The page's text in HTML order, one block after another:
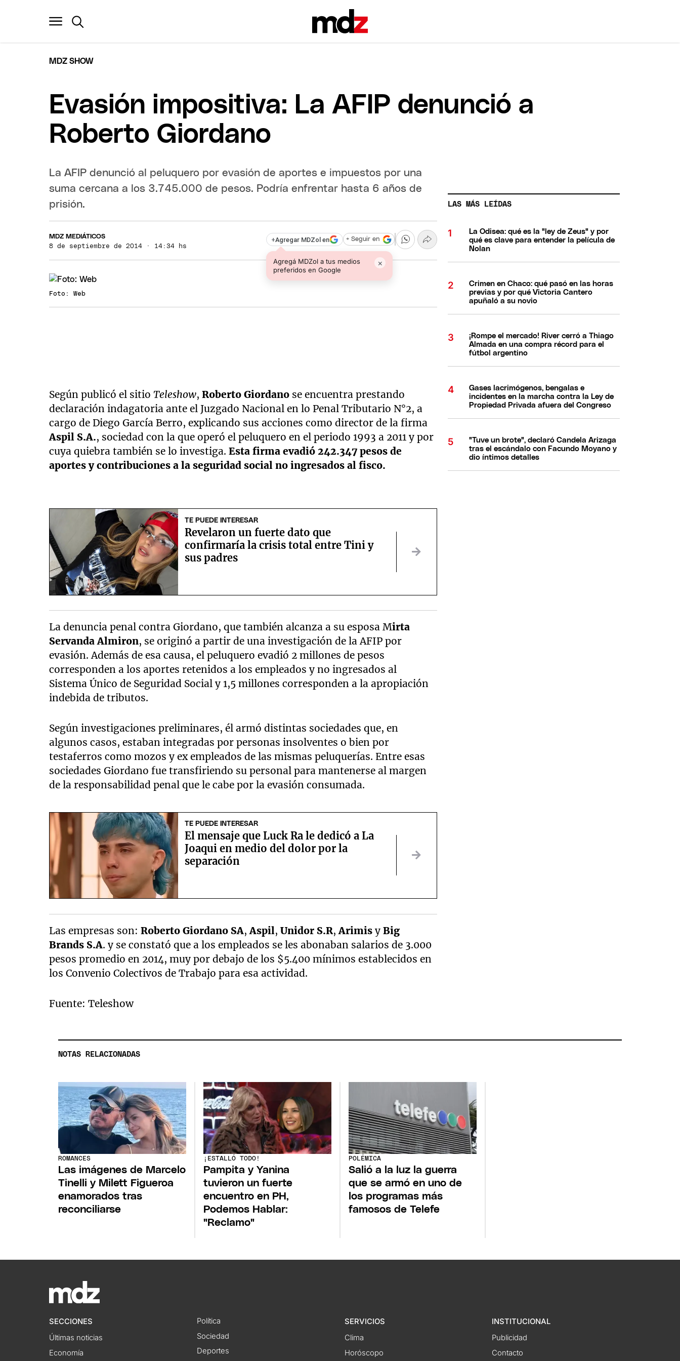
MDZ SHOW
Evasión impositiva: La AFIP denunció a
Roberto Giordano
La AFIP denunció al peluquero por evasión de aportes e impuestos por una
suma cercana a los 3.745.000 de pesos. Podría enfrentar hasta 6 años de
prisión.
MDZ MEDIÁTICOS
8 de septiembre de 2014 · 14:34 hs
+Agregar MDZol en
Agregá MDZol a tus medios
preferidos en Google
×
+ Seguir en
Foto: Web
Según publicó el sitioTeleshow,Roberto Giordano se encuentra prestando
declaración indagatoria ante el Juzgado Nacional en lo Penal Tributario N°2, a
cargo de Diego García Berro, explicando sus acciones como director de la firma
Aspil S.A., sociedad con la que operó el peluquero en el periodo 1993 a 2011 y por
cuya quiebra también se lo investiga.Esta firma evadió 242.347 pesos de
aportes y contribuciones a la seguridad social no ingresados al fisco.
TE PUEDE INTERESAR
Revelaron un fuerte dato que
confirmaría la crisis total entre Tini y
sus padres
La denuncia penal contra Giordano, que también alcanza a su esposa Mirta
Servanda Almiron, se originó a partir de una investigación de la AFIP por
evasión. Además de esa causa, el peluquero evadió 2 millones de pesos
corresponden a los aportes retenidos a los empleados y no ingresados al
Sistema Único de Seguridad Social y 1,5 millones corresponden a la apropiación
indebida de tributos.
Según investigaciones preliminares, él armó distintas sociedades que, en
algunos casos, estaban integradas por personas insolventes o bien por
testaferros como mozos y ex empleados de las mismas peluquerías. Entre esas
sociedades Giordano fue transfiriendo su personal para mantenerse al margen
de la responsabilidad penal que le cabe por la evasión consumada.
TE PUEDE INTERESAR
El mensaje que Luck Ra le dedicó a La
Joaqui en medio del dolor por la
separación
Las empresas son:Roberto Giordano SA,Aspil,Unidor S.R,Arimis yBig
Brands S.A. y se constató que a los empleados se les abonaban salarios de 3.000
pesos promedio en 2014, muy por debajo de los $5.400 mínimos establecidos en
los Convenio Colectivos de Trabajo para esa actividad.
Fuente: Teleshow
LAS MÁS LEÍDAS
La Odisea: qué es la "ley de Zeus" y por
qué es clave para entender la película de
Nolan
Crimen en Chaco: qué pasó en las horas
previas y por qué Victoria Cantero
apuñaló a su novio
¡Rompe el mercado! River cerró a Thiago
Almada en una compra récord para el
fútbol argentino
Gases lacrimógenos, bengalas e
incidentes en la marcha contra la Ley de
Propiedad Privada afuera del Congreso
"Tuve un brote", declaró Candela Arizaga
tras el escándalo con Facundo Moyano y
dio íntimos detalles
NOTAS RELACIONADAS
ROMANCES
Las imágenes de Marcelo
Tinelli y Milett Figueroa
enamorados tras
reconciliarse
¡ESTALLÓ TODO!
Pampita y Yanina
tuvieron un fuerte
encuentro en PH,
Podemos Hablar:
"Reclamo"
POLÉMICA
Salió a la luz la guerra
que se armó en uno de
los programas más
famosos de Telefe
SECCIONES
Últimas noticias
Economía
Política
Sociedad
Deportes
SERVICIOS
Clima
Horóscopo
INSTITUCIONAL
Publicidad
Contacto